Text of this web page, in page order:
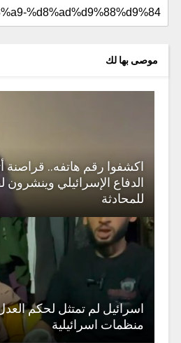
موصى بها لك
اكشفوا رقم هاتفه.. قراصنة
الدفاع الإسرائيلي
للمحادثة
اسرائيل لم تمتثل لحكم
منظمات اسرائيلية